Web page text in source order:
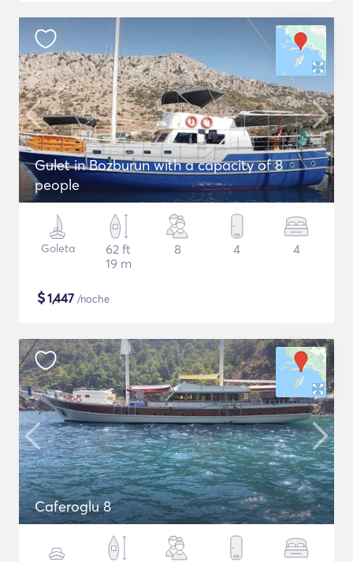
Gulet in Bozburun with a capacity of 8
people
Goleta
62 ft
19 m
8 4 4
$1,447 /noche
Caferoglu 8